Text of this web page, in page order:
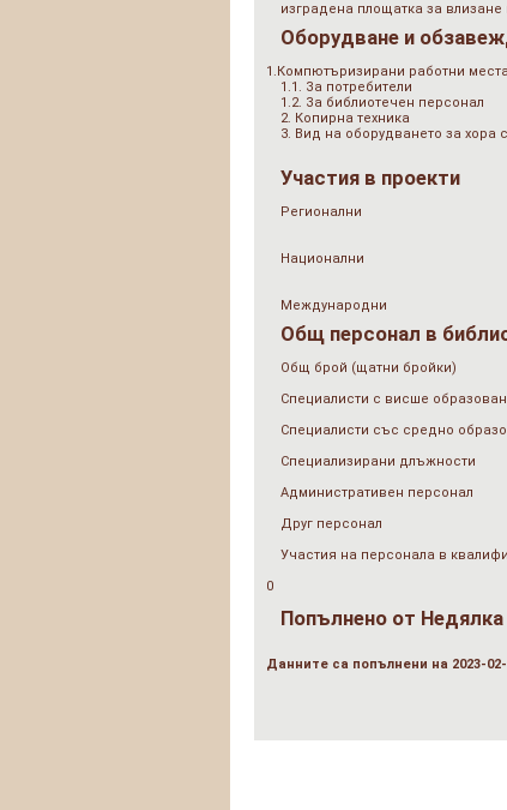
изградена площатка за влизане
Оборудване и
1.Компютъризирани работни
1.1. За потребители
1.2. За библиотечен персонал
2. Копирна техника
3. Вид на оборудването за хора
Участия в проекти
Регионални
Национални
Международни
Общ персонал в
Общ брой (щатни бройки)
Специалисти с висше
Специалисти със средно
Специализирани длъжности
Административен персонал
Друг персонал
Участия на персонала в
0
Попълнено от
Данните са попълнени на 2023-02-